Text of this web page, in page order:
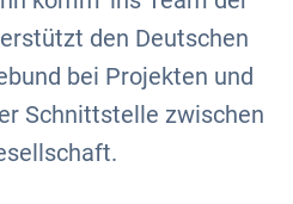
den Deutschen
bei Projekten und
Schnittstelle zwischen